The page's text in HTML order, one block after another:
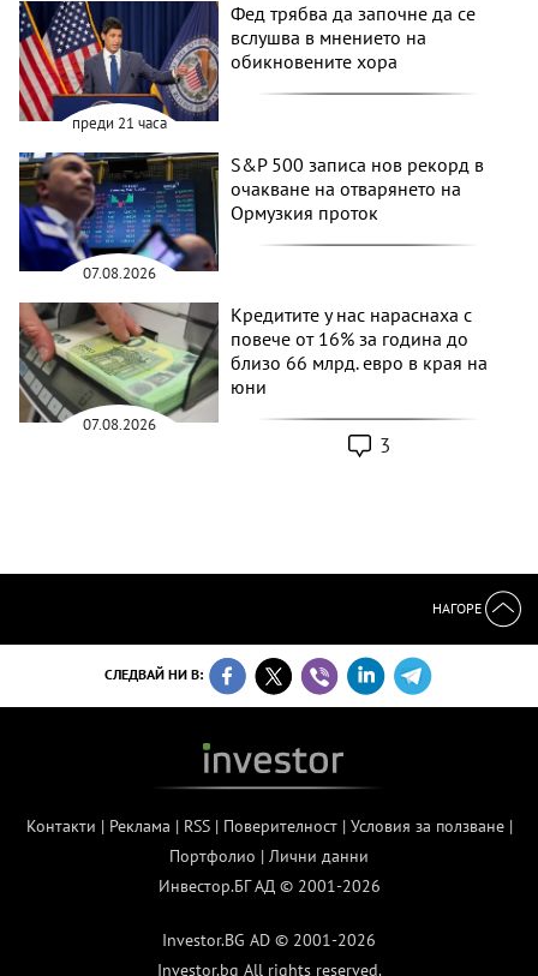
преди 21 часа
Фед трябва да започне да се
вслушва в мнението на
обикновените хора
07.08.2026
S&P 500 записа нов рекорд в
очакване на отварянето на
Ормузкия проток
07.08.2026
Кредитите у нас нараснаха с
повече от 16% за година до
близо 66 млрд. евро в края на
юни
3
НАГОРЕ
СЛЕДВАЙ НИ В:
Контакти | Реклама | RSS| Поверителност| Условия за ползване|
Портфолио | Лични данни
Инвестор.БГ АД © 2001-2026
Investor.BG AD © 2001-2026
Investor.bg All rights reserved.